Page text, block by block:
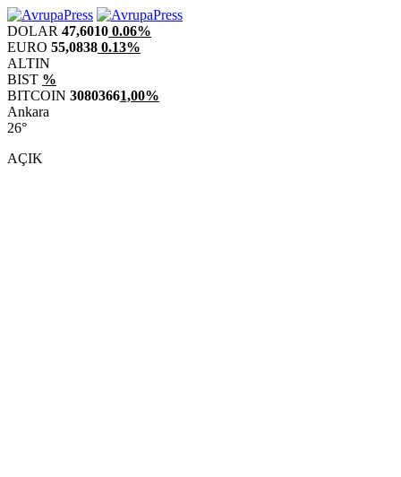
DOLAR 47,6010 0.06%
EURO 55,0838 0.13%
ALTIN
BIST %
BITCOIN 30803661,00%
Ankara
26°
AÇIK